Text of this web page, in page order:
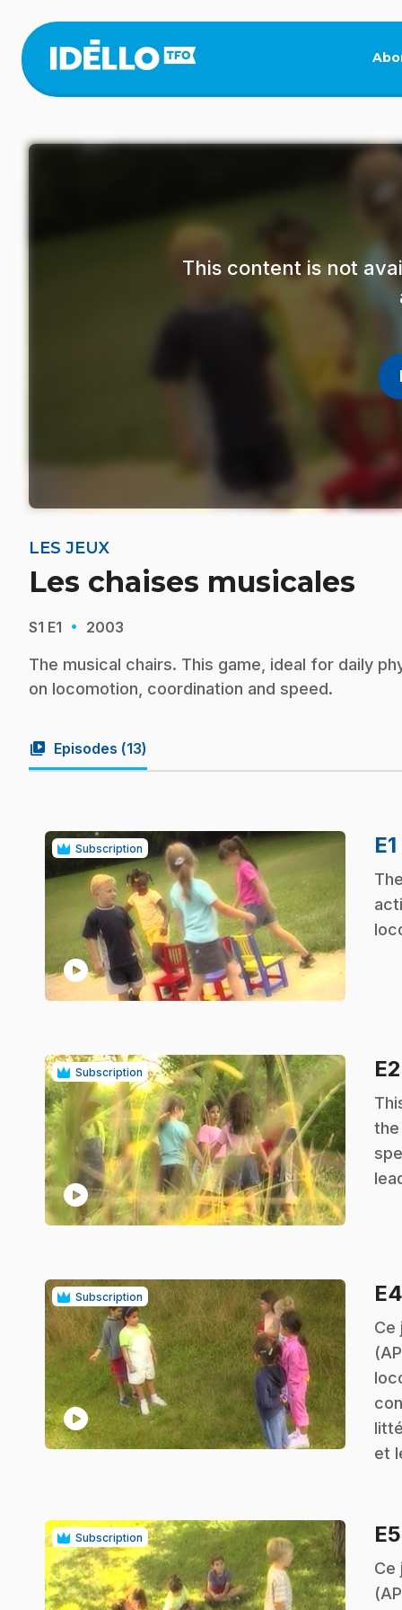
main
content
This content is not
LES JEUX
Les chaises musicales
S1 E1 · 2003
The musical chairs. This game, ideal for daily
on locomotion, coordination and speed.
video_library Episodes (13)
Subscription
play_circle
E1
.
Subscription
play_circle
E2
.
Subscription
play_circle
E4
.Ce
et
Subscription E5
.Ce